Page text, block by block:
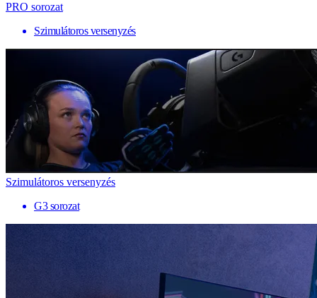
PRO sorozat
Szimulátoros versenyzés
Szimulátoros versenyzés
G3 sorozat